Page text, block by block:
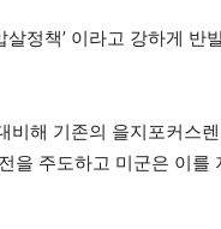
살정책’ 이라고 강하게
해 기존의 을지포커스
을 주도하고 미군은 이를